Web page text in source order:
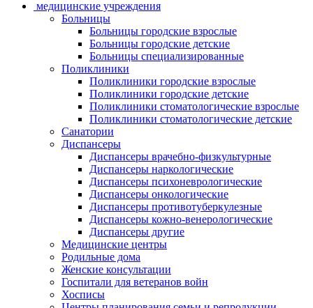
медицинские учреждения
Больницы
Больницы городские взрослые
Больницы городские детские
Больницы специализированные
Поликлиники
Поликлиники городские взрослые
Поликлиники городские детские
Поликлиники стоматологические взрослые
Поликлиники стоматологические детские
Санатории
Диспансеры
Диспансеры врачебно-физкультурные
Диспансеры наркологические
Диспансеры психоневрологические
Диспансеры онкологические
Диспансеры противотуберкулезные
Диспансеры кожно-венерологические
Диспансеры другие
Медицинские центры
Родильные дома
Женские консультации
Госпитали для ветеранов войн
Хосписы